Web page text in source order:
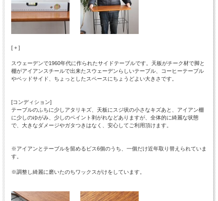
[ + ]
スウェーデンで1960年代に作られたサイドテーブルです。天板がチーク材で脚と
棚がアイアンスチールで出来たスウェーデンらしいテーブル、コーヒーテーブル
やベッドサイド、ちょっとしたスペースにちょうどよい大きさです。
[コンディション]
テーブルのふちに少しアタリキズ、天板にスジ状の小さなキズあと、アイアン棚
に少しのゆがみ、少しのペイント剥がれなどありますが、全体的に綺麗な状態
で、大きなダメージやガタつきはなく、安心してご利用頂けます。
※アイアンとテーブルを留めるビス6個のうち、一個だけ近年取り替えられていま
す。
※調整し綺麗に磨いたのちワックスがけをしています。